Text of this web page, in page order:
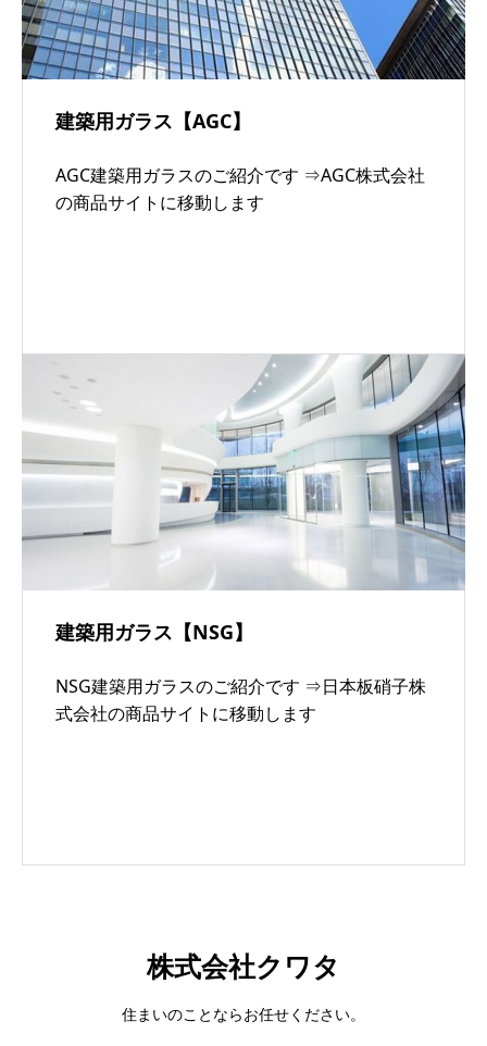
建築用ガラス【AGC】
AGC建築用ガラスのご紹介です ⇒AGC株式会社
の商品サイトに移動します
建築用ガラス【NSG】
NSG建築用ガラスのご紹介です ⇒日本板硝子株
式会社の商品サイトに移動します
株式会社クワタ
住まいのことならお任せください。